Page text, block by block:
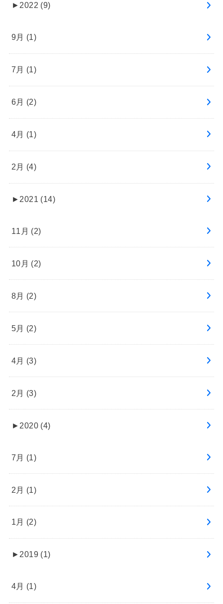
► 2022 (9)
9月 (1)
7月 (1)
6月 (2)
4月 (1)
2月 (4)
► 2021 (14)
11月 (2)
10月 (2)
8月 (2)
5月 (2)
4月 (3)
2月 (3)
► 2020 (4)
7月 (1)
2月 (1)
1月 (2)
► 2019 (1)
4月 (1)